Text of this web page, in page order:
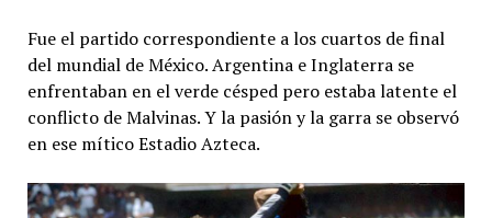
Fue el partido correspondiente a los cuartos de final
del mundial de México. Argentina e Inglaterra se
enfrentaban en el verde césped pero estaba latente el
conflicto de Malvinas. ​Y la pasión y la garra se observó
en ese mítico Estadio Azteca.